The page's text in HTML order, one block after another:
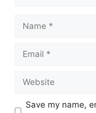
Save my name,